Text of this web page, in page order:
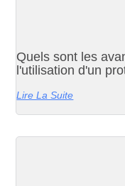
Quels sont les
l'utilisation d'un
Lire La Suite